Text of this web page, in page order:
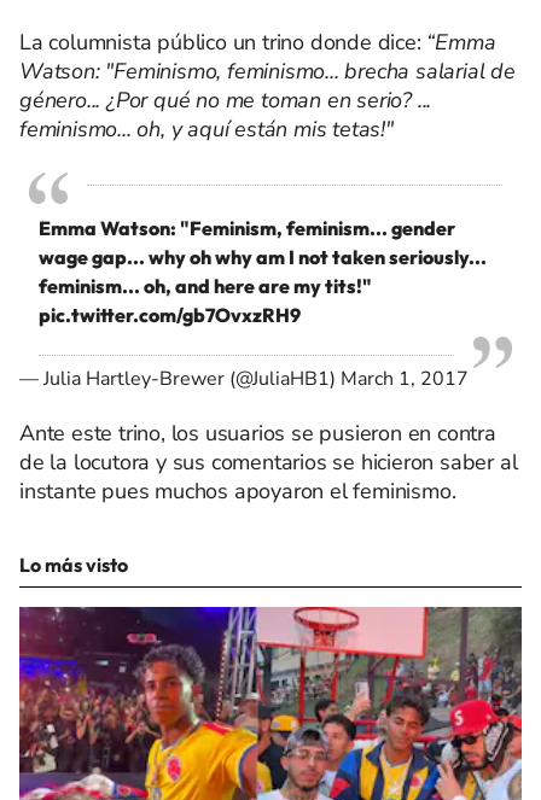
La columnista público un trino donde dice: “Emma
Watson: "Feminismo, feminismo... brecha salarial de
género... ¿Por qué no me toman en serio? ...
feminismo... oh, y aquí están mis tetas!"
Emma Watson: "Feminism, feminism... gender
wage gap... why oh why am I not taken seriously...
feminism... oh, and here are my tits!"
pic.twitter.com/gb7OvxzRH9
— Julia Hartley-Brewer (@JuliaHB1) March 1, 2017
Ante este trino, los usuarios se pusieron en contra
de la locutora y sus comentarios se hicieron saber al
instante pues muchos apoyaron el feminismo.
Lo más visto